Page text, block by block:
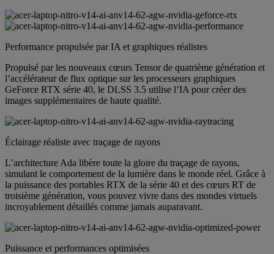
Performance propulsée par IA et graphiques réalistes
Propulsé par les nouveaux cœurs Tensor de quatrième génération et
l’accélérateur de flux optique sur les processeurs graphiques
GeForce RTX série 40, le DLSS 3.5 utilise l’IA pour créer des
images supplémentaires de haute qualité.
Éclairage réaliste avec traçage de rayons
L’architecture Ada libère toute la gloire du traçage de rayons,
simulant le comportement de la lumière dans le monde réel. Grâce à
la puissance des portables RTX de la série 40 et des cœurs RT de
troisième génération, vous pouvez vivre dans des mondes virtuels
incroyablement détaillés comme jamais auparavant.
Puissance et performances optimisées